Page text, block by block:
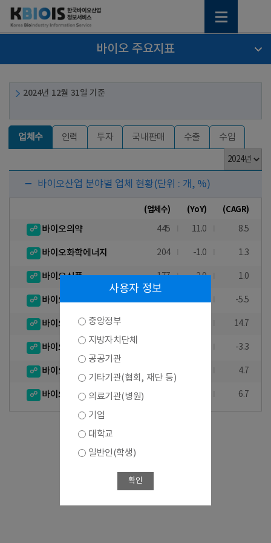
바이오 주요지표
2024년 12월 31일 기준
업체수 인력 투자 국내판매 수출 수입
바이오산업 분야별 업체 현황(단위 : 개, %)
(업체수) (YoY) (CAGR)
바이오의약 445 11.0 8.5
바이오화학에너지 204 -1.0 1.3
바이오식품 177 2.9 1.0
바이오환경 -5.5
바이오의료기기 14.7
바이오장비 및 기기 -3.3
바이오자원 4.7
바이오서비스 6.7
사용자 정보
중앙정부
지방자치단체
공공기관
기타기관(협회, 재단 등)
의료기관(병원)
기업
대학교
일반인(학생)
확인